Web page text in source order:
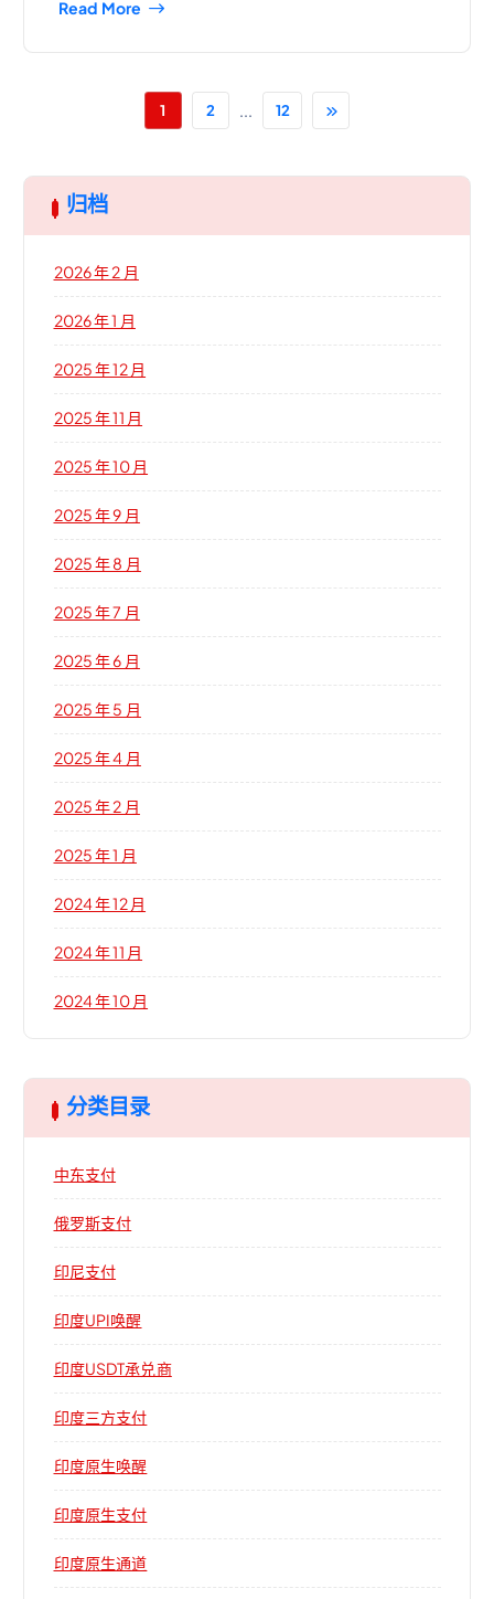
Read More
1 2 ... 12
归档
2026 年 2 月
2026 年 1 月
2025 年 12 月
2025 年 11 月
2025 年 10 月
2025 年 9 月
2025 年 8 月
2025 年 7 月
2025 年 6 月
2025 年 5 月
2025 年 4 月
2025 年 2 月
2025 年 1 月
2024 年 12 月
2024 年 11 月
2024 年 10 月
分类目录
中东支付
俄罗斯支付
印尼支付
印度UPI唤醒
印度USDT承兑商
印度三方支付
印度原生唤醒
印度原生支付
印度原生通道